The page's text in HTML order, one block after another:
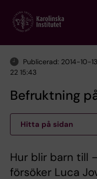
main
Publicerad: 2014-10-
22 15:43
Befruktning
Hitta på sidan
Hur blir barn till
försöker Luca